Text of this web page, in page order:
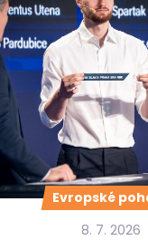
Evropské
8. 7. 2026